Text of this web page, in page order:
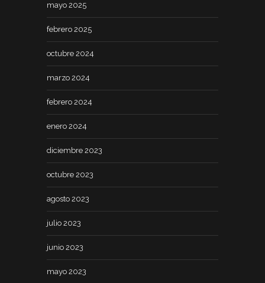
mayo 2025
febrero 2025
octubre 2024
marzo 2024
febrero 2024
enero 2024
diciembre 2023
octubre 2023
agosto 2023
julio 2023
junio 2023
mayo 2023